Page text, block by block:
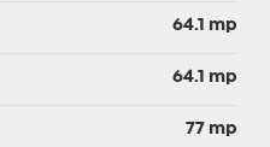
64.1 mp
64.1 mp
77 mp